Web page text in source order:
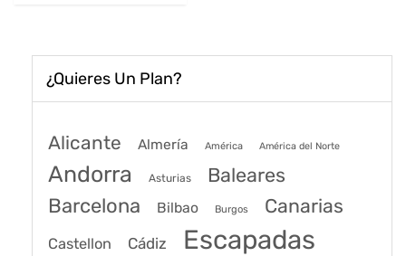
¿Quieres Un Plan?
Alicante Almería América América del Norte
Andorra Asturias Baleares
Barcelona Bilbao Burgos Canarias
Castellon Cádiz Escapadas